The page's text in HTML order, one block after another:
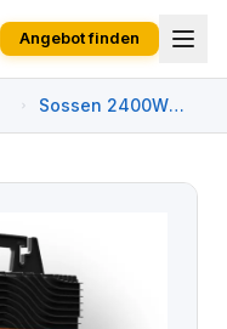
Angebot finden
Sossen 2400W
Microwechselrichter